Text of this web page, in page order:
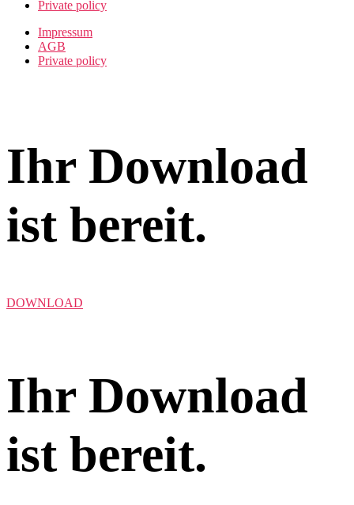
Private policy
Impressum
AGB
Private policy
Ihr Download
ist bereit.
DOWNLOAD
Ihr Download
ist bereit.